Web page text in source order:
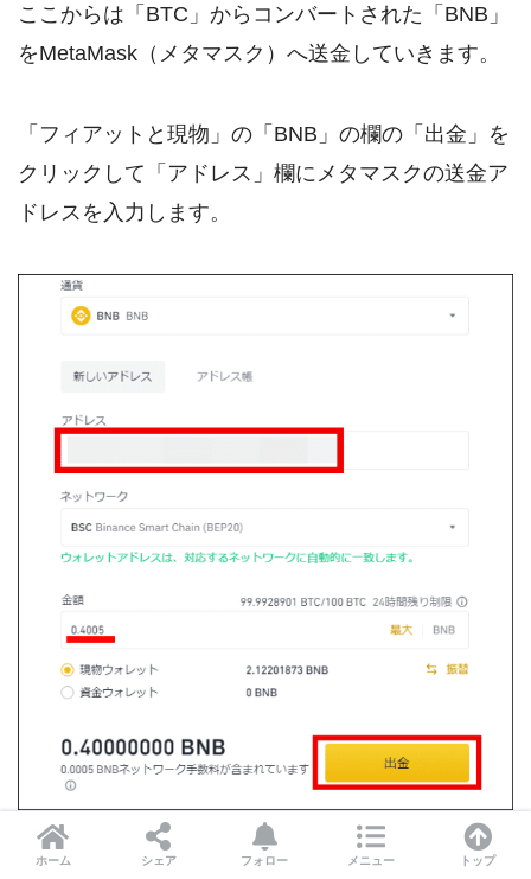
ここからは「BTC」からコンバートされた「BNB」
をMetaMask（メタマスク）へ送金していきます。
「フィアットと現物」の「BNB」の欄の「出金」を
クリックして「アドレス」欄にメタマスクの送金ア
ドレスを入力します。
ホーム シェア フォロー メニュー トップ